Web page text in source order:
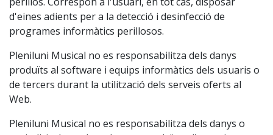
d'eines adients per a la detecció i desinfecció de
programes informàtics perillosos.
Pleniluni Musical no es responsabilitza dels danys
produïts al software i equips informàtics dels usuaris o
de tercers durant la utilització dels serveis oferts al
Web.
Pleniluni Musical no es responsabilitza dels danys o